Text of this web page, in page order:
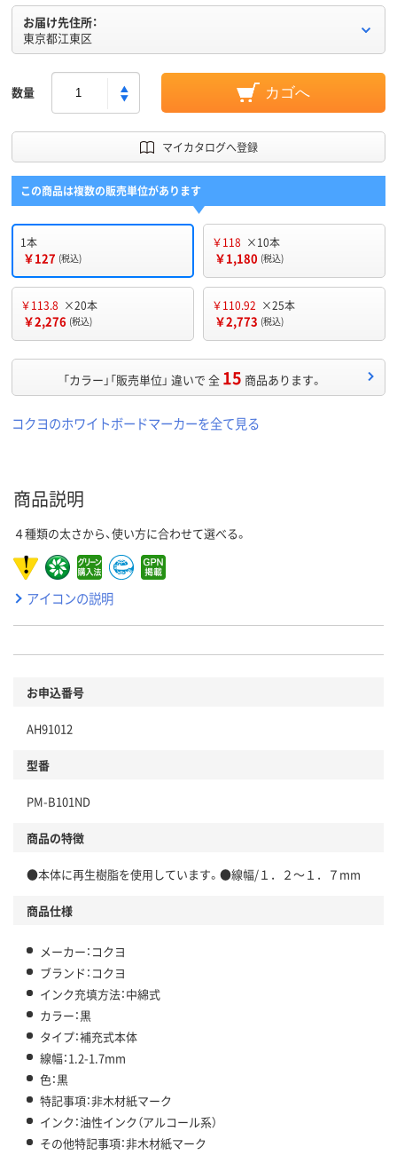
お届け先住所：
東京都江東区
数量 カゴへ
マイカタログへ登録
この商品は複数の販売単位があります
1本
￥127 (税込)
￥118 ×10本
￥1,180 (税込)
￥113.8 ×20本
￥2,276 (税込)
￥110.92 ×25本
￥2,773 (税込)
「カラー」「販売単位」 違いで 全 15 商品あります。
コクヨのホワイトボードマーカーを全て見る
商品説明
４種類の太さから、使い方に合わせて選べる。
アイコンの説明
お申込番号
AH91012
型番
PM-B101ND
商品の特徴
●本体に再生樹脂を使用しています。●線幅/１．２～１．７mm
商品仕様
メーカー：コクヨ
ブランド：コクヨ
インク充填方法：中綿式
カラー：黒
タイプ：補充式本体
線幅：1.2-1.7mm
色：黒
特記事項：非木材紙マーク
インク：油性インク（アルコール系）
その他特記事項：非木材紙マーク